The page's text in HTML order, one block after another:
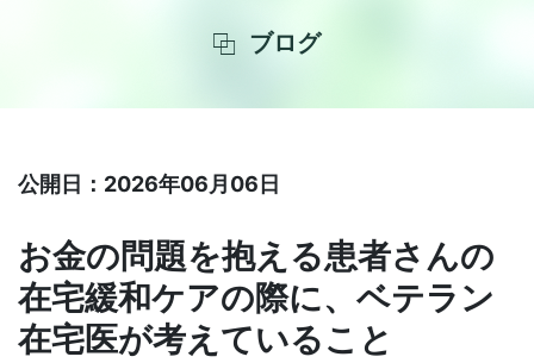
ブログ
公開日：2026年06月06日
お金の問題を抱える患者さんの
在宅緩和ケアの際に、ベテラン
在宅医が考えていること